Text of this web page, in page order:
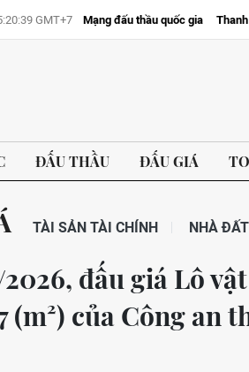
GMT+7 Mạng đấu thầu quốc gia
ĐẤU THẦU ĐẤU GIÁ
TÀI SẢN TÀI CHÍNH NHÀ ĐẤT
2026, đấu giá Lô
(m²) của Công an